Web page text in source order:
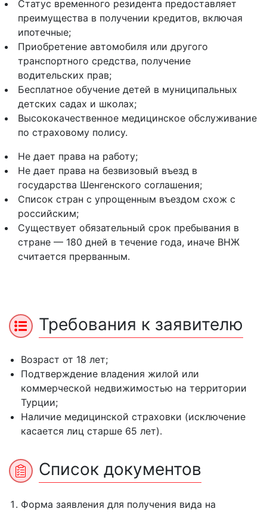
Статус временного резидента предоставляет
преимущества в получении кредитов, включая
ипотечные;
Приобретение автомобиля или другого
транспортного средства, получение
водительских прав;
Бесплатное обучение детей в муниципальных
детских садах и школах;
Высококачественное медицинское обслуживание
по страховому полису.
Не дает права на работу;
Не дает права на безвизовый въезд в
государства Шенгенского соглашения;
Список стран с упрощенным въездом схож с
российским;
Существует обязательный срок пребывания в
стране — 180 дней в течение года, иначе ВНЖ
считается прерванным.
Требования к заявителю
Возраст от 18 лет;
Подтверждение владения жилой или
коммерческой недвижимостью на территории
Турции;
Наличие медицинской страховки (исключение
касается лиц старше 65 лет).
Список документов
Форма заявления для получения вида на